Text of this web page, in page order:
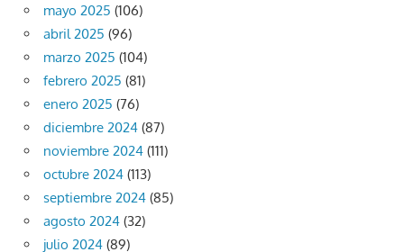
mayo 2025 (106)
abril 2025 (96)
marzo 2025 (104)
febrero 2025 (81)
enero 2025 (76)
diciembre 2024 (87)
noviembre 2024 (111)
octubre 2024 (113)
septiembre 2024 (85)
agosto 2024 (32)
julio 2024 (89)